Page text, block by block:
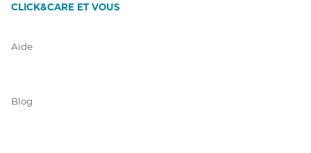
CLICK&CARE ET VOUS
Aide
Blog